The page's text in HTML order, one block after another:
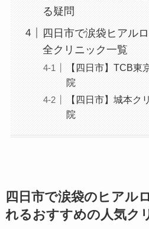
る疑問
四日市で涙袋ヒアル
全クリニック一覧
【四日市】TCB東
院
【四日市】城本ク
院
四日市で涙袋のヒアル
れるおすすめの人気ク